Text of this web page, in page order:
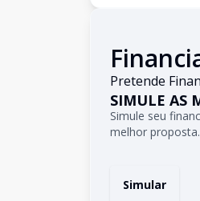
Pretende
SIMULE AS
Simule seu
melhor proposta.
Simular